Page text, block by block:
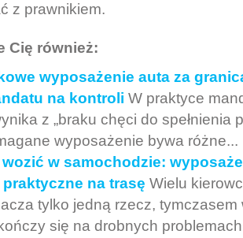
z prawnikiem.
Cię również:
wyposażenie auta za
na kontroli W praktyce
z „braku chęci do spełnienia
wyposażenie bywa różne...
w samochodzie:
na trasę Wielu
tylko jedną rzecz,
się na drobnych